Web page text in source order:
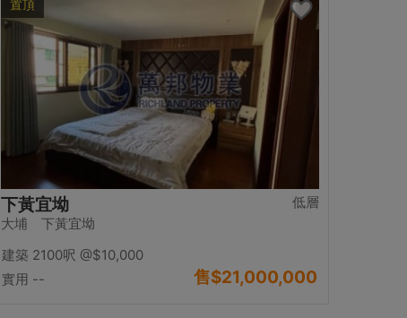
置頂
低層
下黃宜坳
大埔 下黃宜坳
建築 2100呎 @$10,000
實用 --
售$21,000,000